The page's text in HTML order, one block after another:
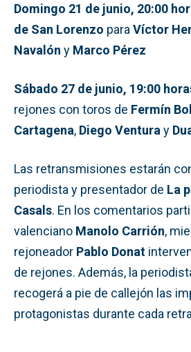
Domingo 21 de junio, 20:00
de San Lorenzo para Víctor
Navalón y Marco Pérez
Sábado 27 de junio, 19:00
rejones con toros de Fermín
Cartagena, Diego Ventura y
Las retransmisiones estarán
periodista y presentador de La
Casals. En los comentarios
valenciano Manolo Carrión,
rejoneador Pablo Donat
de rejones. Además, la
recogerá a pie de callejón las
protagonistas durante cada